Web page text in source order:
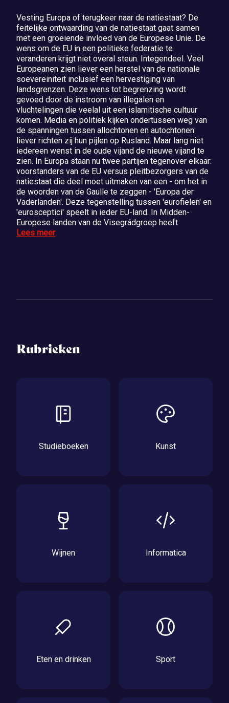
Vesting Europa of terugkeer naar de natiestaat? De
feitelijke ontwaarding van de natiestaat gaat samen
met een groeiende invloed van de Europese Unie. De
wens om de EU in een politieke federatie te
veranderen krijgt niet overal steun. Integendeel. Veel
Europeanen zien liever een herstel van de nationale
soevereiniteit inclusief een hervestiging van
landsgrenzen. Deze wens tot begrenzing wordt
gevoed door de instroom van illegalen en
vluchtelingen die veelal uit een islamitische cultuur
komen. Media en politiek kijken ondertussen weg van
de spanningen tussen allochtonen en autochtonen:
liever richten zij hun pijlen op Rusland. Maar lang niet
iedereen wenst in de oude vijand de nieuwe vijand te
zien. In Europa staan nu twee partijen tegenover elkaar:
voorstanders van de EU versus pleitbezorgers van de
natiestaat die deel moet uitmaken van een - om het in
de woorden van de Gaulle te zeggen - 'Europa der
Vaderlanden'. Deze tegenstelling tussen 'eurofielen' en
'eurosceptici' speelt in ieder EU-land. In Midden-
Europese landen van de Visegrádgroep heeft
Lees meer
Rubrieken
Studieboeken Kunst
Wijnen Informatica
Eten en drinken Sport